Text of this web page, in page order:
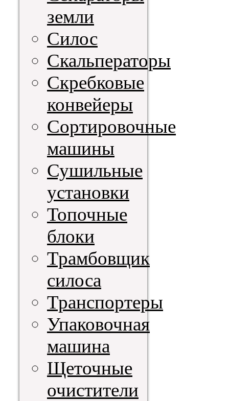
земли
Силос
Скальператоры
Скребковые
конвейеры
Сортировочные
машины
Сушильные
установки
Топочные
блоки
Трамбовщик
силоса
Транспортеры
Упаковочная
машина
Щеточные
очистители